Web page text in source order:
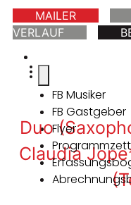
MAILER
VERLAUF
FB Musiker
FB Gastgeber
Flyer
Duo
Claudia